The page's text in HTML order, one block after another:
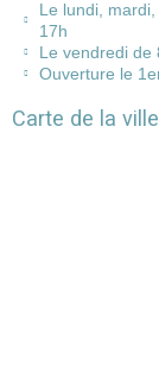
Le lundi,
17h
Le vendredi de
Ouverture le
Carte de la ville